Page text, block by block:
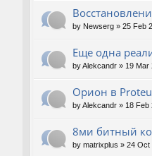
by Newserg » 25 Feb
Еще одна
byAlekcandr » 19 Mar
Орион в
byAlekcandr » 18 Feb
8ми битный
by matrixplus » 24 Oct